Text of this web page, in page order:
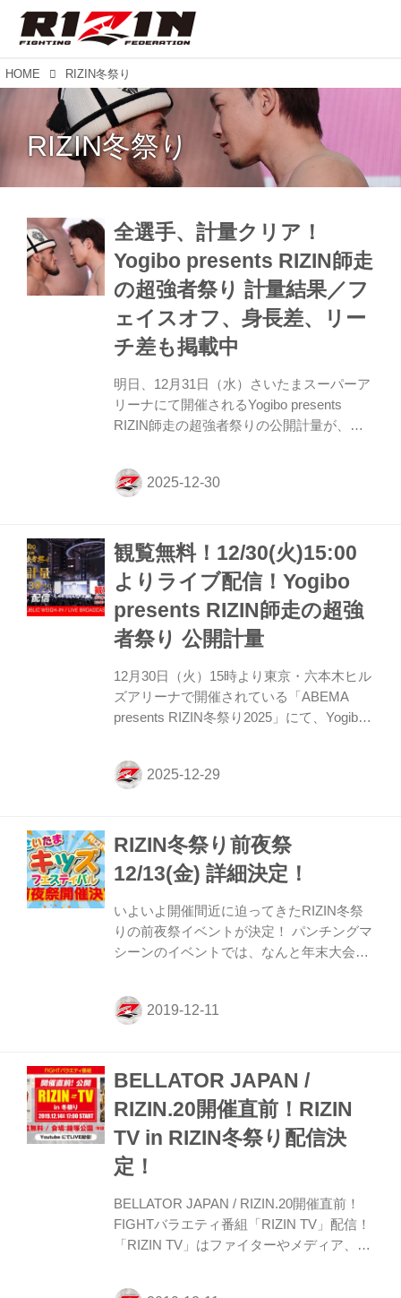
HOME RIZIN冬祭り
RIZIN冬祭り
全選手、計量クリア！
Yogibo presents RIZIN師走
の超強者祭り 計量結果／フ
ェイスオフ、身長差、リー
チ差も掲載中
明日、12月31日（水）さいたまスーパーア
リーナにて開催されるYogibo presents
RIZIN師走の超強者祭りの公開計量が、東
presents RIZIN冬祭り2025」にて行われ
た。 会場にはマスコミ、そして公開計量観
量の様子はRIZIN FF公式Youtubeチャンネ
ルで公開中！大会前に必ずチェックしよ
う！ Yogibo presents RIZIN師走の超強者祭
り 公開計量（YouTube） 第15試合 フェザ
ー級タイトルマッチ／ラジャブアリ・シェ
イドゥラエ...
観覧無料！12/30(火)15:00
よりライブ配信！Yogibo
presents RIZIN師走の超強
者祭り 公開計量
12月30日（火）15時より東京・六本木ヒル
ズアリーナで開催されている「ABEMA
presents RIZIN冬祭り2025」にて、Yogibo
量が行われるぞ！ 今回の公開計量は、なん
と観覧無料！またこの模様はRIZIN FF公式
の鍛え上げられた肉体、そして張りつめた
空気の中で行われるフェイスオフを是非、
会場で、またはYouTubeライブ配信でチェ
ックしよう！ Yogibo presents RIZIN師走の
超強者祭り 公開計量 概要 配信日時 20...
RIZIN冬祭り前夜祭
12/13(金) 詳細決定！
いよいよ開催間近に迫ってきたRIZIN冬祭
りの前夜祭イベントが決定！ パンチングマ
シーンのイベントでは、なんと年末大会の
ぜひ前夜祭から参加して、みんなで乾杯し
よう！ 前夜祭イベント 詳細 《 前夜祭 限定
リンク注文時にお見せ下さい。 《 RIZIN冬
祭り会場オープン》 12月13日(金) 17:00～
《 RIZIN冬祭り前夜祭 オープニング 》 12
月13日(金) 19:00～ 前夜祭 特別ゲスト
KINGレイナ 神龍 誠 住村 竜市朗 小西 拓槙
RIZIN G...
BELLATOR JAPAN /
RIZIN.20開催直前！RIZIN
TV in RIZIN冬祭り配信決
定！
BELLATOR JAPAN / RIZIN.20開催直前！
FIGHTバラエティ番組「RIZIN TV」配信！
「RIZIN TV」はファイターやメディア、関
するオリジナルファイトバラエティ番組。